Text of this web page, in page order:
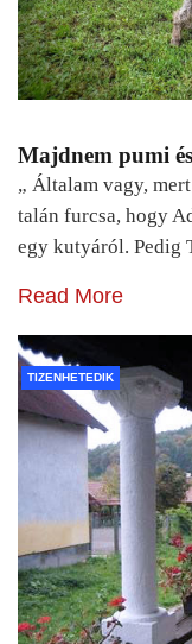
Majdnem pumi
„ Általam vagy,
talán furcsa, hogy
egy kutyáról. Pedig
Read More
TIZENHETEDIK